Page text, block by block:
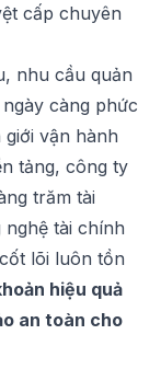
cấp chuyên
nhu cầu quản
càng phức
vận hành
tảng, công ty
trăm tài
tài chính
lõi luôn tồn
hiệu quả
an toàn cho